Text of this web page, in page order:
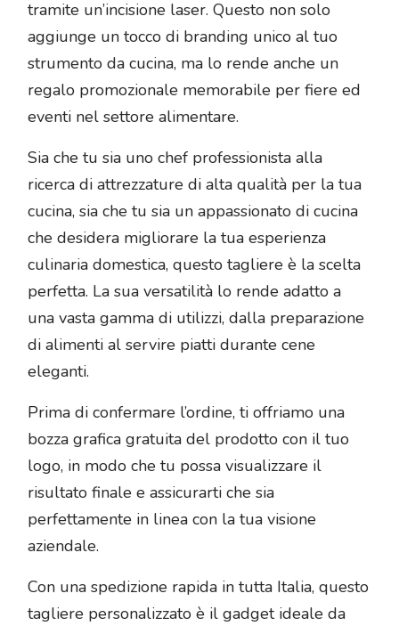
tramite un’incisione laser. Questo non solo
aggiunge un tocco di branding unico al tuo
strumento da cucina, ma lo rende anche un
regalo promozionale memorabile per fiere ed
eventi nel settore alimentare.
Sia che tu sia uno chef professionista alla
ricerca di attrezzature di alta qualità per la tua
cucina, sia che tu sia un appassionato di cucina
che desidera migliorare la tua esperienza
culinaria domestica, questo tagliere è la scelta
perfetta. La sua versatilità lo rende adatto a
una vasta gamma di utilizzi, dalla preparazione
di alimenti al servire piatti durante cene
eleganti.
Prima di confermare l’ordine, ti offriamo una
bozza grafica gratuita del prodotto con il tuo
logo, in modo che tu possa visualizzare il
risultato finale e assicurarti che sia
perfettamente in linea con la tua visione
aziendale.
Con una spedizione rapida in tutta Italia, questo
tagliere personalizzato è il gadget ideale da